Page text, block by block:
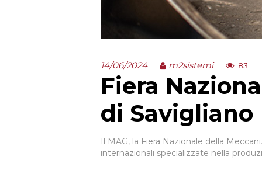
14/06/2024 m2sistemi 83
Fiera
di Savigliano
Il MAG, la Fiera Nazionale della
internazionali specializzate nella